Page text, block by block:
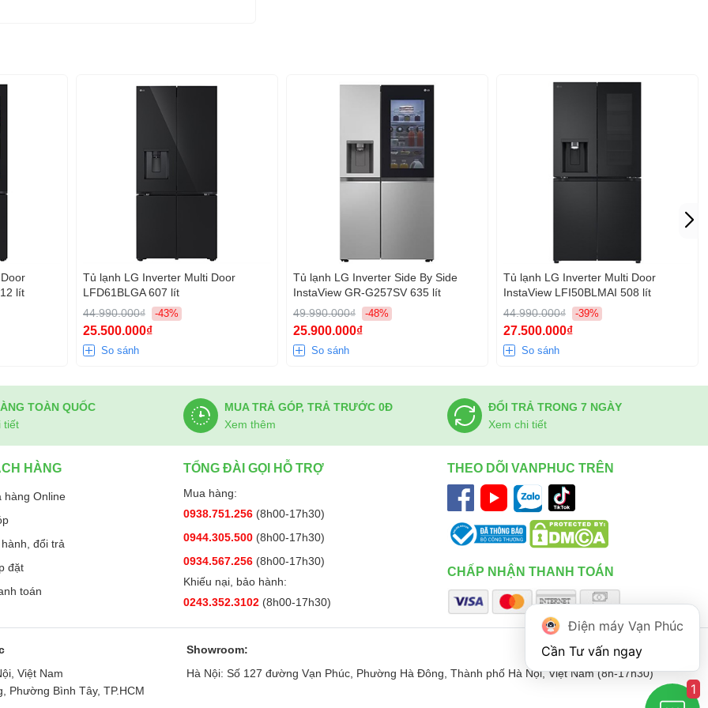
mà, duy trì nhiệt độ làm lạnh ổn định, hạn chế
phí cho gia đình hơn.
suất làm lạnh nhanh chóng, đều hơn nhờ đó
giữ hương vị thực phẩm tươi ngon kéo dài
LG GR-X257BL có tác dụng khử mùi hôi khó
ngon trong điều kiện sạch sẽ hơn.
tích mặt kính trong suốt đến 25%, chỉ bằng
thấy rõ các món đồ bên trong mà chẳng
hoạt động của tủ lạnh qua thiết bị di động
được những cốc nước mát lạnh để giải khát,
giữ các loại rượu yêu thích dễ dàng.
X257BL sở hữu vẻ ngoài thời thượng, tích
dễ dàng, bảo quản thực phẩm tươi ngon
lít
Tủ lạnh LG Inverter Multi Door
LFD61BLGA 607 lít
44.990.000₫
-43%
25.500.000₫
So sánh
Tủ lạnh LG Inverter Side By Side
InstaView GR-G257SV 635 lít
49.990.000₫
-48%
25.900.000₫
So sánh
Tủ lạnh LG Inverter Multi Door
InstaView LFI50BLMAI 508 lít
44.990.000₫
-39%
27.500.000₫
So sánh
TOÀN QUỐC
tiết
MUA TRẢ GÓP, TRẢ TRƯỚC 0Đ
Xem thêm
ĐỔI TRẢ TRONG 7 NGÀY
Xem chi tiết
HÀNG
hàng Online
đổi trả
đặt
toán
TỔNG ĐÀI GỌI HỖ TRỢ
Mua hàng:
0938.751.256 (8h00-17h30)
0944.305.500 (8h00-17h30)
0934.567.256 (8h00-17h30)
Khiếu nại, bảo hành:
0243.352.3102 (8h00-17h30)
THEO DÕI VANPHUC TRÊN
CHẤP NHẬN THANH TOÁN
Việt Nam
Phường Bình Tây, TP.HCM
Showroom:
Hà Nội: Số 127 đường Vạn Phúc, Phường Hà Đông, Thành phố Hà Nội, Việt Nam (8h-17h30)
Điện máy Vạn Phúc
1